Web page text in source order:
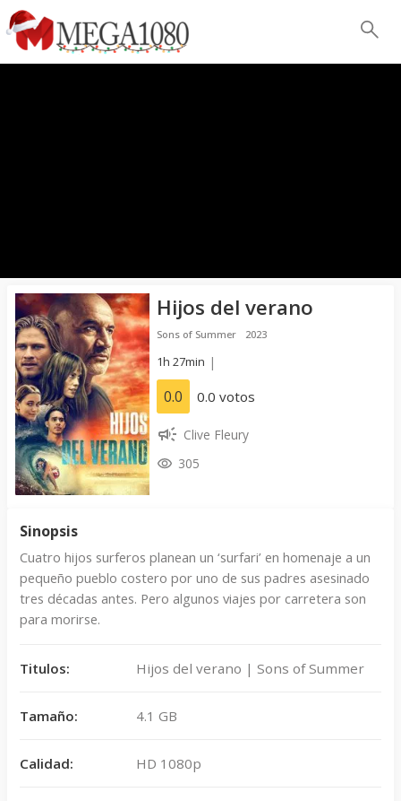
Hijos del verano
Sons of Summer 2023
1h 27min |
0.0 0.0 votos
Clive Fleury
305
Sinopsis
Cuatro hijos surferos planean un ‘surfari’ en homenaje a un
pequeño pueblo costero por uno de sus padres asesinado
tres décadas antes. Pero algunos viajes por carretera son
para morirse.
Titulos: Hijos del verano | Sons of Summer
Tamaño: 4.1 GB
Calidad: HD 1080p